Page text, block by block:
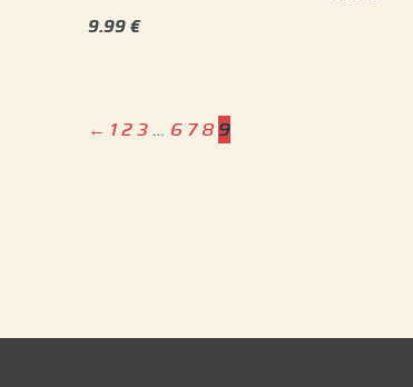
9.99€
← 123… 6 7 89